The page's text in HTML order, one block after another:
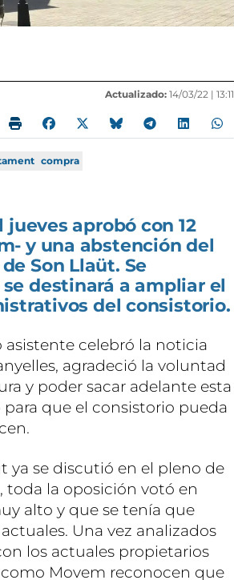
Actualizado: 14/03/22 | 13:11
compra
aprobó con 12
y una abstención del
Son Llaüt. Se
destinará a ampliar el
del consistorio.
celebró la noticia
agradeció la voluntad
y poder sacar adelante esta
que el consistorio pueda
ya se discutió en el pleno de
toda la oposición votó en
alto y que se tenía que
Una vez analizados
los actuales propietarios
Movem reconocen que